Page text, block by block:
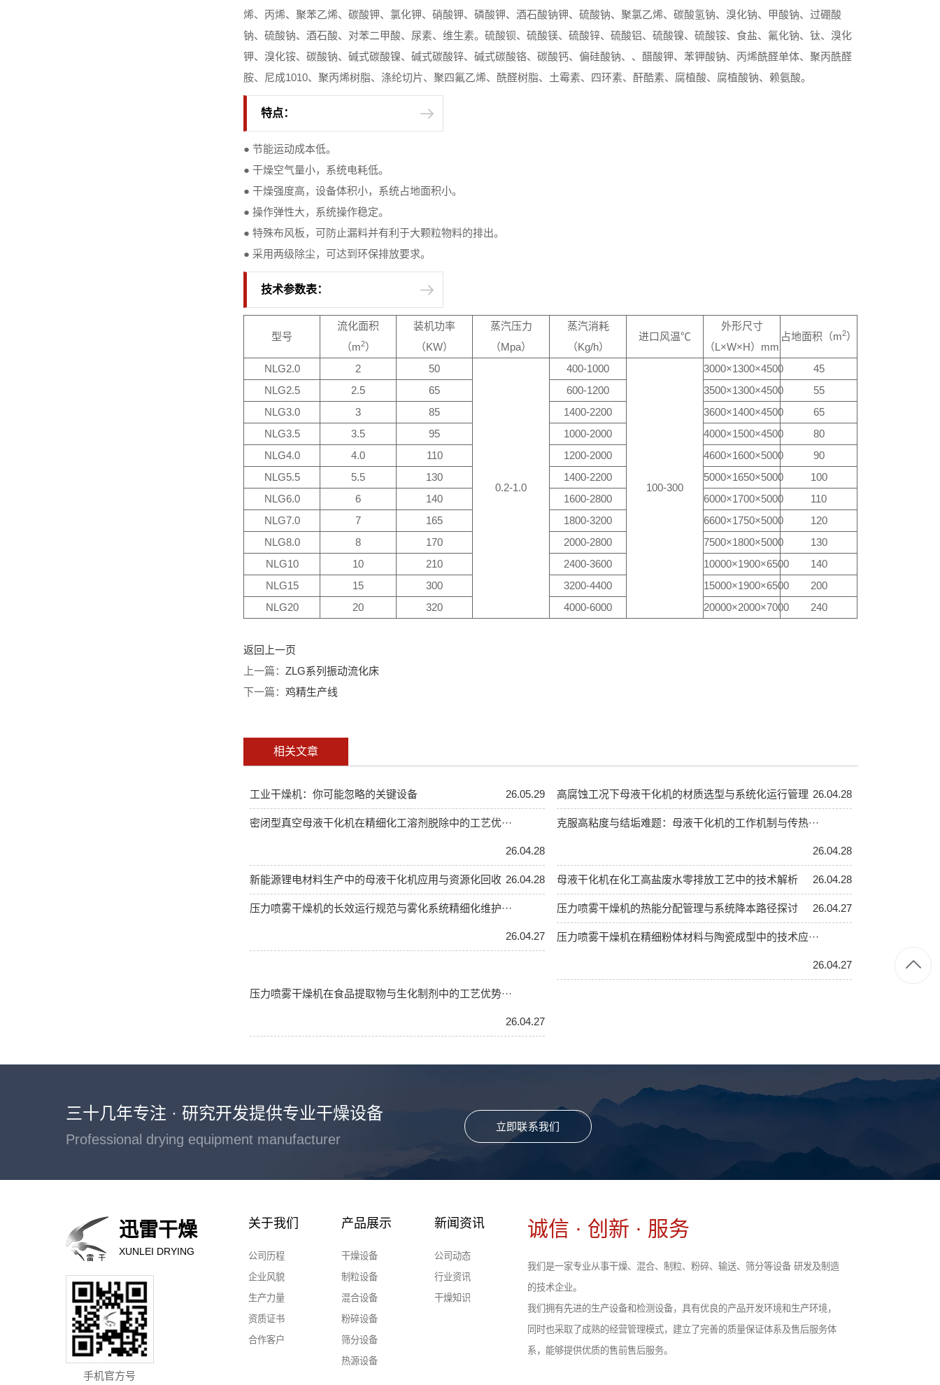
烯、丙烯、聚苯乙烯、碳酸钾、氯化钾、硝酸钾、磷酸钾、酒石酸钠钾、硫酸钠、聚氯乙烯、碳酸氢钠、溴化钠、甲酸钠、过硼酸
钠、硫酸钠、酒石酸、对苯二甲酸、尿素、维生素。硫酸钡、硫酸镁、硫酸锌、硫酸铝、硫酸镍、硫酸铵、食盐、氟化钠、钛、溴化
钾、溴化铵、碳酸钠、碱式碳酸镍、碱式碳酸锌、碱式碳酸铬、碳酸钙、偏硅酸钠、、醋酸钾、苯钾酸钠、丙烯酰醛单体、聚丙酰醛
胺、尼成1010、聚丙烯树脂、涤纶切片、聚四氟乙烯、酰醛树脂、土霉素、四环素、酐酷素、腐植酸、腐植酸钠、赖氨酸。
特点：
● 节能运动成本低。
● 干燥空气量小，系统电耗低。
● 干燥强度高，设备体积小，系统占地面积小。
● 操作弹性大，系统操作稳定。
● 特殊布风板，可防止漏料并有利于大颗粒物料的排出。
● 采用两级除尘，可达到环保排放要求。
技术参数表：
型号
流化面积
（m2）
装机功率
（KW）
蒸汽压力
（Mpa）
蒸汽消耗
（Kg/h）
进口风温℃
外形尺寸
（L×W×H）mm
占地面积（m2）
NLG2.0 2 50
0.2-1.0
400-1000
100-300
3000×1300×4500
45
NLG2.5
2.5 65 600-1200 3500×1300×4500
55
NLG3.0
3 85 1400-2200 3600×1400×4500
65
NLG3.5
3.5 95 1000-2000 4000×1500×4500
80
NLG4.0
4.0 110 1200-2000 4600×1600×5000
90
NLG5.5
5.5 130 1400-2200 5000×1650×5000
100
NLG6.0
6 140 1600-2800 6000×1700×5000
110
NLG7.0
7 165 1800-3200 6600×1750×5000
120
NLG8.0
8 170 2000-2800 7500×1800×5000
130
NLG10
10 210 2400-3600 10000×1900×6500
140
NLG15
15 300 3200-4400 15000×1900×6500
200
NLG20
20 320 4000-6000 20000×2000×7000 240
返回上一页
上一篇：ZLG系列振动流化床
下一篇：鸡精生产线
相关文章
工业干燥机：你可能忽略的关键设备 26.05.29 高腐蚀工况下母液干化机的材质选型与系统化运行管理 26.04.28
密闭型真空母液干化机在精细化工溶剂脱除中的工艺优···
26.04.28
克服高粘度与结垢难题：母液干化机的工作机制与传热···
26.04.28
新能源锂电材料生产中的母液干化机应用与资源化回收 26.04.28 母液干化机在化工高盐废水零排放工艺中的技术解析 26.04.28
压力喷雾干燥机的长效运行规范与雾化系统精细化维护···
26.04.27
压力喷雾干燥机的热能分配管理与系统降本路径探讨 26.04.27
压力喷雾干燥机在精细粉体材料与陶瓷成型中的技术应···
26.04.27
压力喷雾干燥机在食品提取物与生化制剂中的工艺优势···
26.04.27
三十几年专注 · 研究开发提供专业干燥设备
Professional drying equipment manufacturer
立即联系我们
迅雷干燥
XUNLEI DRYING
手机官方号
关于我们
公司历程
企业风貌
生产力量
资质证书
合作客户
产品展示
干燥设备
制粒设备
混合设备
粉碎设备
筛分设备
热源设备
新闻资讯
公司动态
行业资讯
干燥知识
诚信 · 创新 · 服务
我们是一家专业从事干燥、混合、制粒、粉碎、输送、筛分等设备 研发及制造
的技术企业。
我们拥有先进的生产设备和检测设备，具有优良的产品开发环境和生产环境，
同时也采取了成熟的经营管理模式，建立了完善的质量保证体系及售后服务体
系，能够提供优质的售前售后服务。